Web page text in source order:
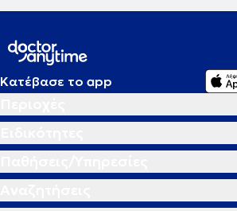
Κατέβασε το app